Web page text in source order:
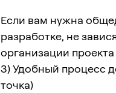
Если вам нужна
разработке, не
организации
3) Удобный процесс
точка)